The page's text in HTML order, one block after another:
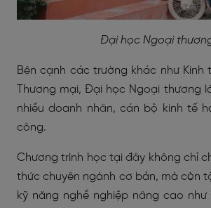
Đại học Ngoại
Bên cạnh các trường khác như Kinh
Thương mại, Đại học Ngoại thương
nhiều doanh nhân, cán bộ kinh tế
công.
Chương trình học tại đây không chỉ
thức chuyên ngành cơ bản, mà còn
kỹ năng nghề nghiệp nâng cao